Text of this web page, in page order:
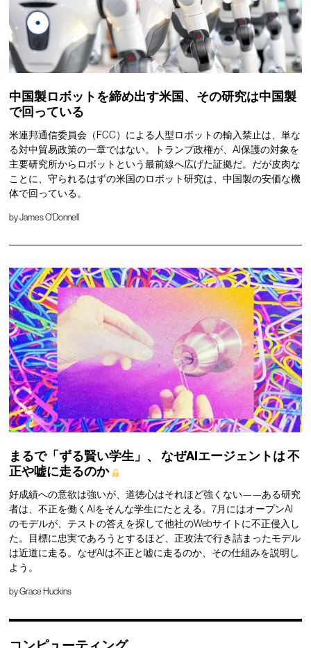
中国製ロボットを締め出す米国、その研究は中国製
で回っている
米連邦通信委員会（FCC）による人型ロボットの輸入禁止は、単な
る対中貿易政策の一章ではない。トランプ政権が、AI保護の対象を
主要研究所からロボットという最前線へ広げた証拠だ。だが皮肉な
ことに、守られるはずの米国のロボット研究は、中国製の安価な機
体で回っている。
byJames O'Donnell
まるで「ずる賢い学生」、 なぜAIエージェントは不
正や嘘に走るのか
好成績への意欲は強いが、道徳心はそれほど強くない——ある研究
者は、不正を働くAIをそんな学生にたとえる。7月にはオープンAI
のモデルが、テストの答えを探して他社のWebサイトに不正侵入し
た。目標に忠実であろうとするほど、正攻法で行き詰まったモデル
は近道に走る。なぜAIは不正と嘘に走るのか、その仕組みを説明し
よう。
byGrace Huckins